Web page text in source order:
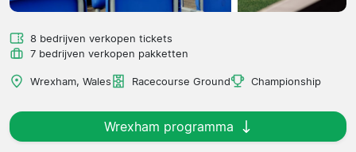
8 bedrijven verkopen tickets
7 bedrijven verkopen pakketten
Wrexham, Wales Racecourse Ground Championship
Wrexham programma